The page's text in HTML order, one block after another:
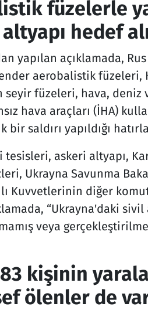
füzelerle
hedef
yapılan açıklamada,
aerobalistik füzeleri,
füzeleri, hava, deniz
hava araçları (İHA)
saldırı yapıldığı
tesisleri, askeri altyapı,
Ukrayna Savunma
Kuvvetlerinin diğer
“Ukrayna'daki
veya
kişinin
ölenler de